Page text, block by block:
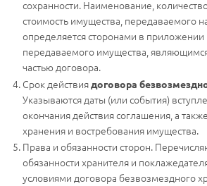
сохранности. Наименование,
стоимость имущества, передаваемого
определяется сторонами в
передаваемого имущества,
частью договора.
Срок действиядоговора
Указываются даты (или события)
окончания действия соглашения, а
хранения и востребования имущества.
Права и обязанности сторон.
обязанности хранителя и
условиями договора безвозмездного